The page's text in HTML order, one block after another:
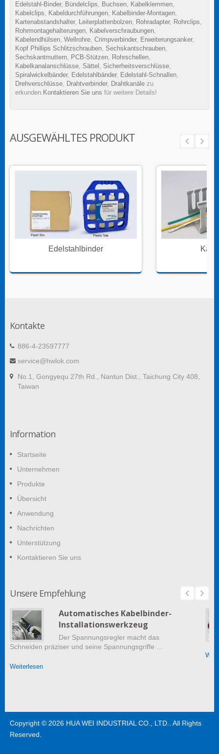
Edelstahl-Binder, Bündelclips, Buchsen, Kabelklemmen,
Kabelclips, Kabeldurchführungen, Kabelbinder-Montagen,
Kartenabstandshalter, Leiterplattenbolzen, Rohradapter, Rohrclips,
Rohrmontagehalterungen, Kabelverschraubungen,
Kabelendhülsen, Wellrohre, Crimpverbinder, Erweiterungsanker,
Kopf Phillips Schlitzschrauben, Sechskantschrauben,
Sechskantmuttern, PCB-Stützen, Rohrschellen,
Kabelkanalanschlüsse, Sättel , Sicherheitsverschlüsse,
Spiralwickelbänder, Edelstahlbänder, Edelstahl-Schnallen,
Drehverschlüsse, Drahtverbinder, Drahtkanäle zu
erkunden. Kontaktieren Sie uns für weitere Details!
AUSGEWÄHLTES PRODUKT
Edelstahlbinder
Kontakte
886-4-23597777
service@hwlok.com
No.1, Gongyequ 27th Rd., Nantun Dist., Taichung City 408,
Taiwan
Information
Startseite
Unternehmen
Produkte
Übersicht
Anwendung
Nachrichten
Unterstützung
Kontaktieren Sie uns
Unsere Empfehlung
Automatisches Kabelbinder-
Installationswerkzeug
Der Spannungsregler macht das
Schneiden präziser und seine Spannungsgriffe …
Weiterlesen
Copyright © 2026 HUA WEI INDUSTRIAL CO., LTD.. All Rights
Reserved.